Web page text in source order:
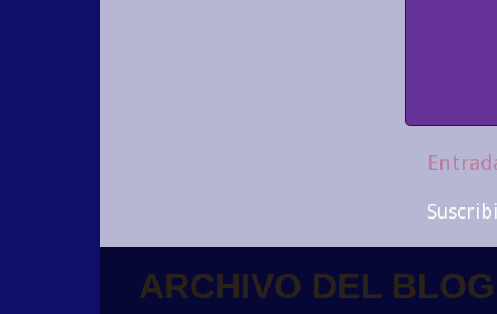
ARCHIVO DEL BLOG